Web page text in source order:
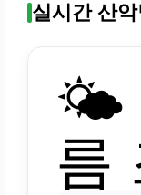
실시간 산
🌤️
름